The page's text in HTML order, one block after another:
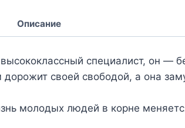
Описание
специалист, он —
своей свободой, а она
молодых людей в корне